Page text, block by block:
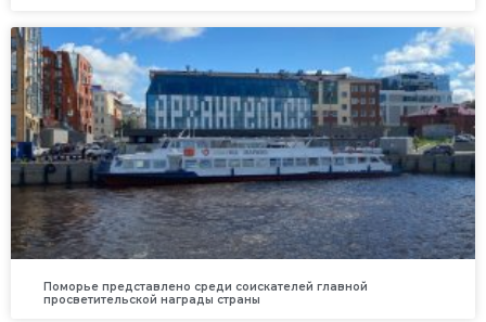
Поморье представлено среди соискателей главной
просветительской награды страны